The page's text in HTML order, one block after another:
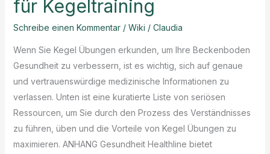
für Kegeltraining
Schreibe einen Kommentar / Wiki / Claudia
Wenn Sie Kegel Übungen erkunden, um Ihre Beckenboden
Gesundheit zu verbessern, ist es wichtig, sich auf genaue
und vertrauenswürdige medizinische Informationen zu
verlassen. Unten ist eine kuratierte Liste von seriösen
Ressourcen, um Sie durch den Prozess des Verständnisses
zu führen, üben und die Vorteile von Kegel Übungen zu
maximieren. ANHANG Gesundheit Healthline bietet